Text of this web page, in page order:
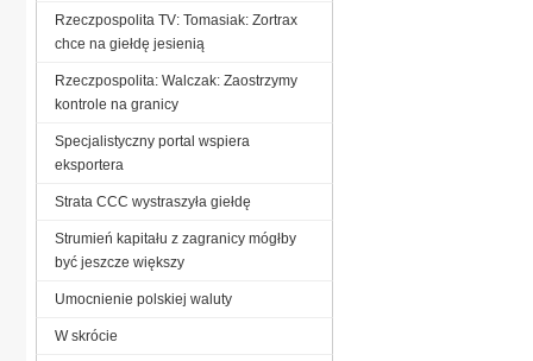
Rzeczpospolita TV: Tomasiak: Zortrax
chce na giełdę jesienią
Rzeczpospolita: Walczak: Zaostrzymy
kontrole na granicy
Specjalistyczny portal wspiera
eksportera
Strata CCC wystraszyła giełdę
Strumień kapitału z zagranicy mógłby
być jeszcze większy
Umocnienie polskiej waluty
W skrócie